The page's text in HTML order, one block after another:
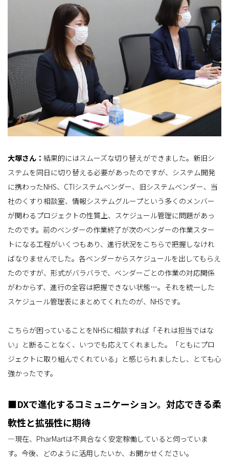
大塚さん： 結果的にはスムーズな切り替えができました。新旧シ
ステムを同日に切り替える必要があったのですが、システム開発
に携わったNHS、CTIシステムベンダー、旧システムベンダー、当
社のくすり相談室、情報システムグループという多くのメンバー
が関わるプロジェクトの性質上、スケジュール管理に問題があっ
たのです。前のベンダーの作業終了が次のベンダーの作業スター
トになる工程がいくつもあり、進行状況をこちらで把握しなけれ
ばなりませんでした。各ベンダーからスケジュールを出してもらえ
たのですが、形式がバラバラで、ベンダーごとの作業の対応関係
がわからず、進行の全容は把握できない状態…。それを統一した
スケジュール管理表にまとめてくれたのが、NHSです。
こちらが困っていることをNHSに相談すれば「それは担当ではな
い」と断ることなく、いつでも応えてくれました。「ともにプロ
ジェクトに取り組んでくれている」と感じられましたし、とても心
強かったです。
■DXで進化するコミュニケーション。対応できる柔
軟性と拡張性に期待
―現在、PharMartは不具合なく安定稼働していると伺っていま
す。今後、どのように活用したいか、お聞かせください。